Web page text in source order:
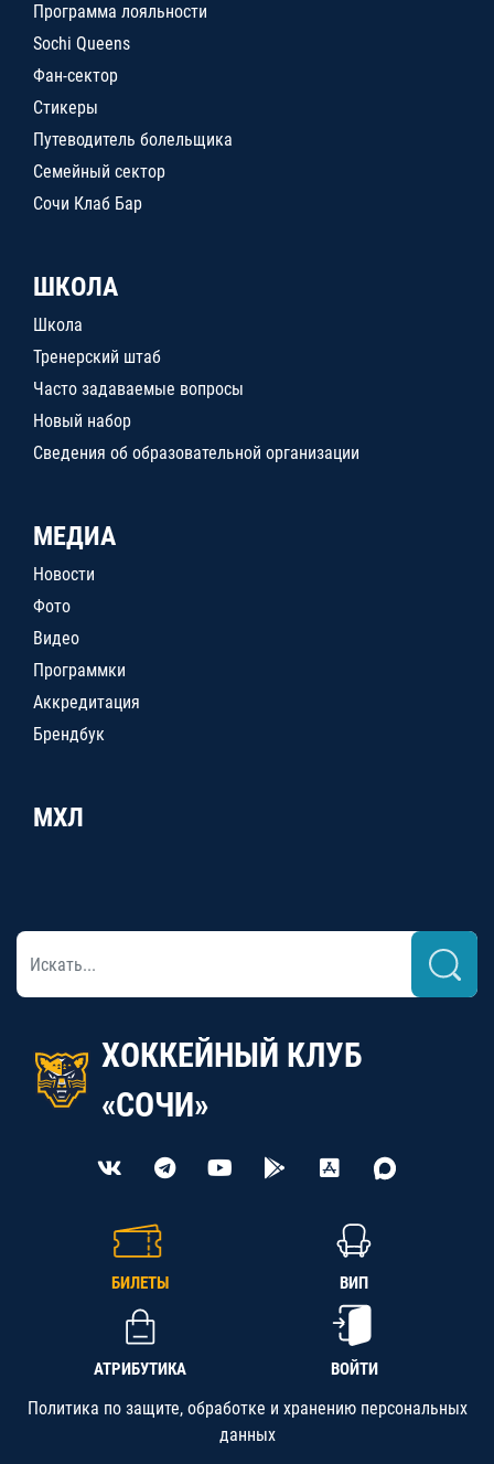
Программа лояльности
Sochi Queens
Фан-сектор
Стикеры
Путеводитель болельщика
Семейный сектор
Сочи Клаб Бар
ШКОЛА
Школа
Тренерский штаб
Часто задаваемые вопросы
Новый набор
Сведения об образовательной организации
МЕДИА
Новости
Фото
Видео
Программки
Аккредитация
Брендбук
МХЛ
ХОККЕЙНЫЙ КЛУБ
«СОЧИ»
БИЛЕТЫ ВИП
АТРИБУТИКА ВОЙТИ
Политика по защите, обработке и хранению персональных
данных